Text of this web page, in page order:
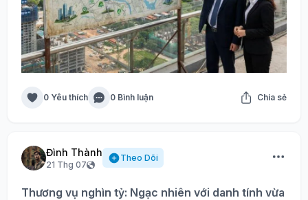
0 Yêu thích 0 Bình luận Chia sẻ
Đình Thành
21 Thg 07
Theo Dõi
Thương vụ nghìn tỷ: Ngạc nhiên với danh tính vừa